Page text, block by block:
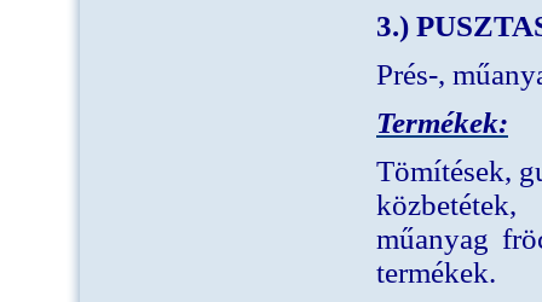
3.)
Prés-,
Termékek:
Tömítések,
műanyag
termékek.